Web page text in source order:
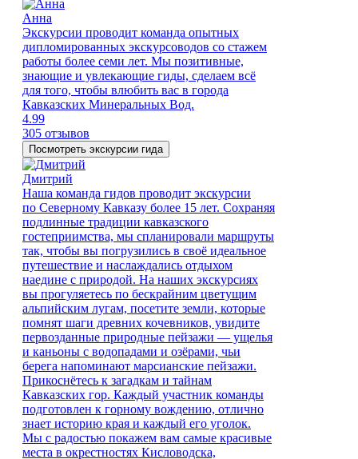
Анна
Экскурсии проводит команда опытных
дипломированных экскурсоводов со стажем
работы более семи лет. Мы позитивные,
знающие и увлекающие гиды, сделаем всё
для того, чтобы влюбить вас в города
Кавказских Минеральных Вод.
4.99
305 отзывов
Посмотреть экскурсии гида
Дмитрий
Наша команда гидов проводит экскурсии
по Северному Кавказу более 15 лет. Сохраняя
подлинные традиции кавказского
гостеприимства, мы спланировали маршруты
так, чтобы вы погрузились в своё идеальное
путешествие и наслаждались отдыхом
наедине с природой. На наших экскурсиях
вы прогуляетесь по бескрайним цветущим
альпийским лугам, посетите земли, которые
помнят шаги древних кочевников, увидите
первозданные природные пейзажи — ущелья
и каньоны с водопадами и озёрами, чьи
берега напоминают марсианские пейзажи.
Прикоснётесь к загадкам и тайнам
Кавказских гор. Каждый участник команды
подготовлен к горному вождению, отлично
знает историю края и каждый его уголок.
Мы с радостью покажем вам самые красивые
места в окрестностях Кисловодска,